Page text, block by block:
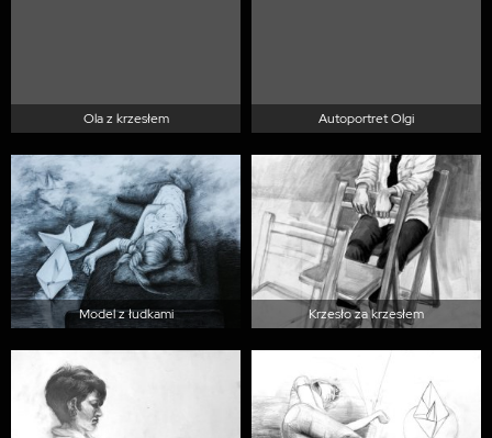
Ola z krzesłem Autoportret Olgi
Model z łudkami Krzesło za krzesłem